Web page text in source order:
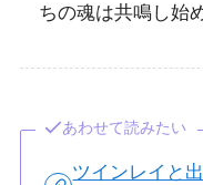
ちの魂は共鳴し始
あわせて読みたい
ツインレイと